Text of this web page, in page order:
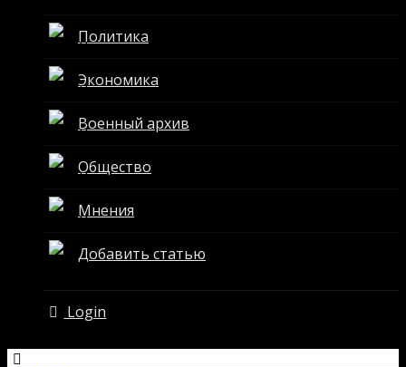
Политика
Экономика
Военный архив
Общество
Мнения
Добавить статью
Login